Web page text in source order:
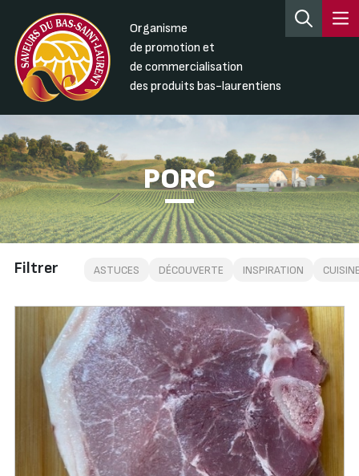
Organisme
de promotion et
de commercialisation
des produits bas-laurentiens
PORC
Filtrer ASTUCES DÉCOUVERTE INSPIRATION